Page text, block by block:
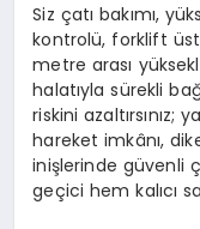
Siz çatı bakımı,
kontrolü, forklift
metre arası
halatıyla sürekli
riskini
hareket imkânı,
inişlerinde güvenli
geçici hem kalıcı